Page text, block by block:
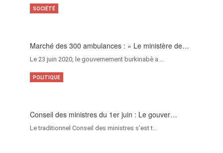
Marché des 300 ambulances : « Le ministère de…
Le 23 juin 2020, le gouvernement burkinabè a …
SOCIÉTÉ
Conseil des ministres du 1er juin : Le gouver…
Le traditionnel Conseil des ministres s’est t…
POLITIQUE